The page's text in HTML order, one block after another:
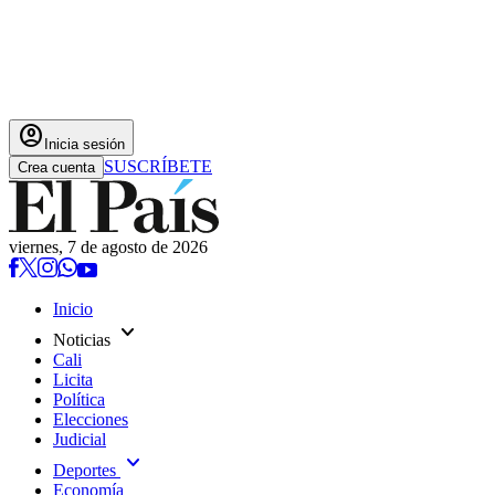
account_circle Inicia sesión
Crea cuenta SUSCRÍBETE
viernes, 7 de agosto de 2026
Inicio
Noticias expand_more
Cali
Licita
Política
Elecciones
Judicial
Deportes expand_more
Economía